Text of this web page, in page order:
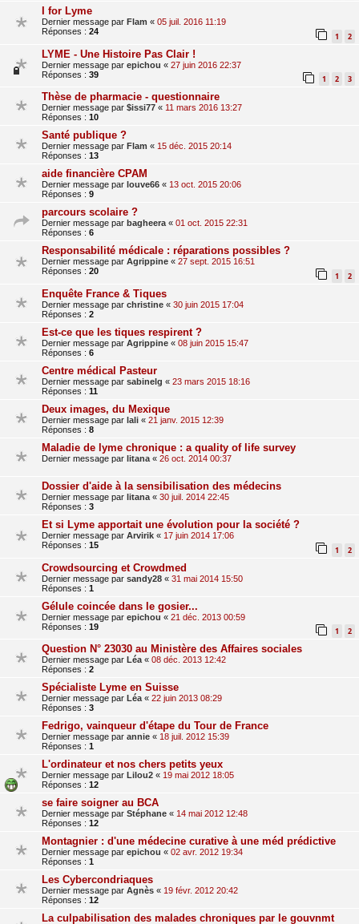
I for Lyme
Dernier message par Flam « 05 juil. 2016 11:19
Réponses : 24 1 2
LYME - Une Histoire Pas Clair !
Dernier message par epichou « 27 juin 2016 22:37
Réponses : 39 1 2 3
Thèse de pharmacie - questionnaire
Dernier message par $issi77 « 11 mars 2016 13:27
Réponses : 10
Santé publique ?
Dernier message par Flam « 15 déc. 2015 20:14
Réponses : 13
aide financière CPAM
Dernier message par louve66 « 13 oct. 2015 20:06
Réponses : 9
parcours scolaire ?
Dernier message par bagheera« 01 oct. 2015 22:31
Réponses : 6
Responsabilité médicale : réparations possibles ?
Dernier message par Agrippine « 27 sept. 2015 16:51
Réponses : 20 1 2
Enquête France & Tiques
Dernier message par christine « 30 juin 2015 17:04
Réponses : 2
Est-ce que les tiques respirent ?
Dernier message par Agrippine « 08 juin 2015 15:47
Réponses : 6
Centre médical Pasteur
Dernier message par sabinelg « 23 mars 2015 18:16
Réponses : 11
Deux images, du Mexique
Dernier message par lali « 21 janv. 2015 12:39
Réponses : 8
Maladie de lyme chronique : a quality of life survey
Dernier message par litana « 26 oct. 2014 00:37
Dossier d'aide à la sensibilisation des médecins
Dernier message par litana « 30 juil. 2014 22:45
Réponses : 3
Et si Lyme apportait une évolution pour la société ?
Dernier message par Arvirik « 17 juin 2014 17:06
Réponses : 15 1 2
Crowdsourcing et Crowdmed
Dernier message par sandy28 « 31 mai 2014 15:50
Réponses : 1
Gélule coincée dans le gosier...
Dernier message par epichou « 21 déc. 2013 00:59
Réponses : 19 1 2
Question N° 23030 au Ministère des Affaires sociales
Dernier message par Léa « 08 déc. 2013 12:42
Réponses : 2
Spécialiste Lyme en Suisse
Dernier message par Léa « 22 juin 2013 08:29
Réponses : 3
Fedrigo, vainqueur d'étape du Tour de France
Dernier message par annie « 18 juil. 2012 15:39
Réponses : 1
L'ordinateur et nos chers petits yeux
Dernier message par Lilou2 « 19 mai 2012 18:05
Réponses : 12
se faire soigner au BCA
Dernier message par Stéphane « 14 mai 2012 12:48
Réponses : 12
Montagnier : d'une médecine curative à une méd prédictive
Dernier message par epichou « 02 avr. 2012 19:34
Réponses : 1
Les Cybercondriaques
Dernier message par Agnès « 19 févr. 2012 20:42
Réponses : 12
La culpabilisation des malades chroniques par le gouvnmt